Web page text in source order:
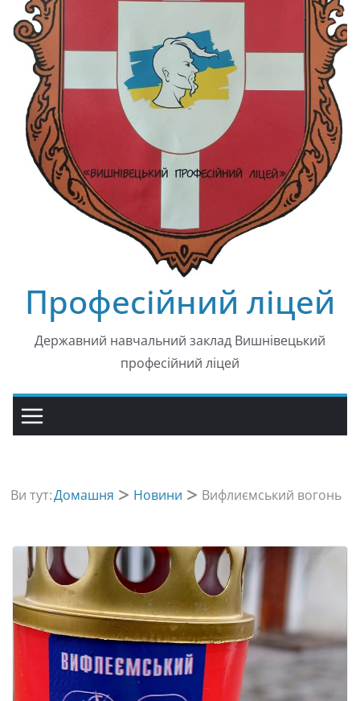
Професійний ліцей
Державний навчальний заклад Вишнівецький
професійний ліцей
Ви тут:Домашня Новини Вифлиємський вогонь